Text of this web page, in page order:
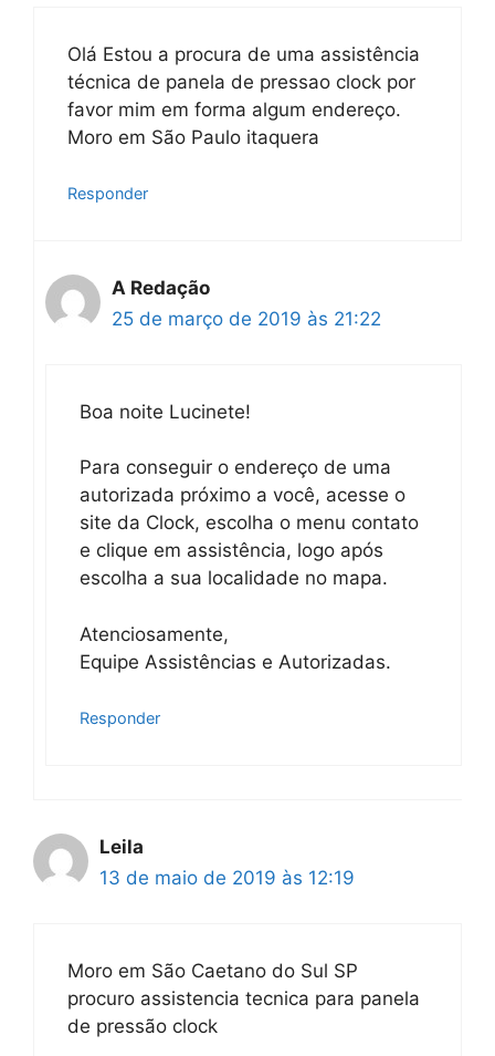
Olá Estou a procura de uma assistência
técnica de panela de pressao clock por
favor mim em forma algum endereço.
Moro em São Paulo itaquera
Responder
A Redação
25 de março de 2019 às 21:22
Boa noite Lucinete!
Para conseguir o endereço de uma
autorizada próximo a você, acesse o
site da Clock, escolha o menu contato
e clique em assistência, logo após
escolha a sua localidade no mapa.
Atenciosamente,
Equipe Assistências e Autorizadas.
Responder
Leila
13 de maio de 2019 às 12:19
Moro em São Caetano do Sul SP
procuro assistencia tecnica para panela
de pressão clock